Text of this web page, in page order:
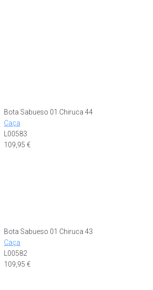
Bota Sabueso 01 Chiruca 44
Caça
L00583
109,95 €
Bota Sabueso 01 Chiruca 43
Caça
L00582
109,95 €